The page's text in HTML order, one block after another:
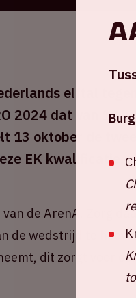
elftal tegen
2024 dat van 14
13 oktober de
EK kwalificatie.
de ArenA. Zorg
de wedstrijd te
dit zorgt voor